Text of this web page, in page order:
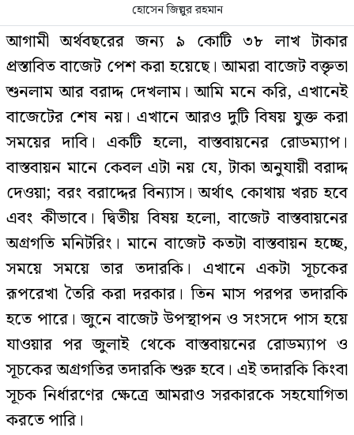
হোসেন জিল্লুর রহমান
আগামী অর্থবছরের জন্য ৯ কোটি ৩৮ লাখ টাকার
প্রস্তাবিত বাজেট পেশ করা হয়েছে। আমরা বাজেট বক্তৃতা
শুনলাম আর বরাদ্দ দেখলাম। আমি মনে করি, এখানেই
বাজেটের শেষ নয়। এখানে আরও দুটি বিষয় যুক্ত করা
সময়ের দাবি। একটি হলো, বাস্তবায়নের রোডম্যাপ।
বাস্তবায়ন মানে কেবল এটা নয় যে, টাকা অনুযায়ী বরাদ্দ
দেওয়া; বরং বরাদ্দের বিন্যাস। অর্থাৎ কোথায় খরচ হবে
এবং কীভাবে। দ্বিতীয় বিষয় হলো, বাজেট বাস্তবায়নের
অগ্রগতি মনিটরিং। মানে বাজেট কতটা বাস্তবায়ন হচ্ছে,
সময়ে সময়ে তার তদারকি। এখানে একটা সূচকের
রূপরেখা তৈরি করা দরকার। তিন মাস পরপর তদারকি
হতে পারে। জুনে বাজেট উপস্থাপন ও সংসদে পাস হয়ে
যাওয়ার পর জুলাই থেকে বাস্তবায়নের রোডম্যাপ ও
সূচকের অগ্রগতির তদারকি শুরু হবে। এই তদারকি কিংবা
সূচক নির্ধারণের ক্ষেত্রে আমরাও সরকারকে সহযোগিতা
করতে পারি।